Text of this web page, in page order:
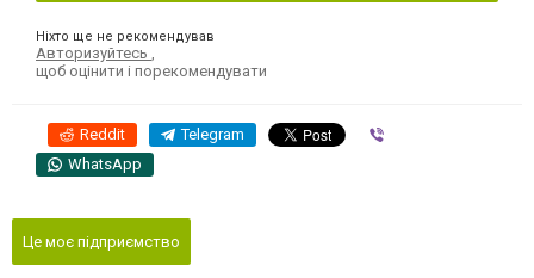
Ніхто ще не рекомендував
Авторизуйтесь
щоб оцінити і порекомендувати
Reddit Telegram
WhatsApp
Це моє підприємство